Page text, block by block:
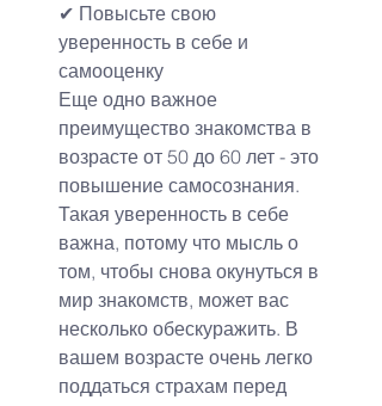
✔ Повысьте свою
уверенность в себе и
самооценку
Еще одно важное
преимущество знакомства в
возрасте от 50 до 60 лет - это
повышение самосознания.
Такая уверенность в себе
важна, потому что мысль о
том, чтобы снова окунуться в
мир знакомств, может вас
несколько обескуражить. В
вашем возрасте очень легко
поддаться страхам перед